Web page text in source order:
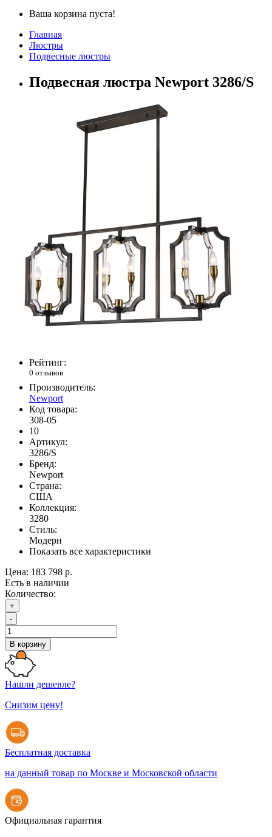
Ваша корзина пуста!
Главная
Люстры
Подвесные люстры
Подвесная люстра Newport 3286/S
Рейтинг:
0 отзывов
Производитель:
Newport
Код товара:
308-05
10
Артикул:
3286/S
Бренд:
Newport
Страна:
США
Коллекция:
3280
Стиль:
Модерн
Показать все характеристики
Цена: 183 798 р.
Есть в наличии
Количество:
+
-
В корзину
Нашли дешевле?
Снизим цену!
Бесплатная доставка
на данный товар по Москве и Московской области
Официальная гарантия